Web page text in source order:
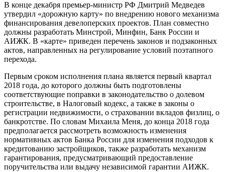
В конце декабря премьер-министр РФ Дмитрий Медведев
утвердил «дорожную карту» по внедрению нового механизма
финансирования девелоперских проектов. План совместно
должны разработать Минстрой, Минфин, Банк России и
АИЖК. В «карте» приведен перечень законов и подзаконных
актов, направленных на регулирование условий поэтапного
перехода.
Первым сроком исполнения плана является первый квартал
2018 года, до которого должны быть подготовлены
соответствующие поправки в законодательство о долевом
строительстве, в Налоговый кодекс, а также в законы о
регистрации недвижимости, о страховании вкладов физлиц, о
банкротстве. По словам Михаила Меня, до конца 2018 года
предполагается рассмотреть возможность изменения
нормативных актов Банка России для изменения подходов к
кредитованию застройщиков, также разработать механизм
гарантирования, предусматривающий предоставление
поручительства или выдачу независимой гарантии АИЖК.